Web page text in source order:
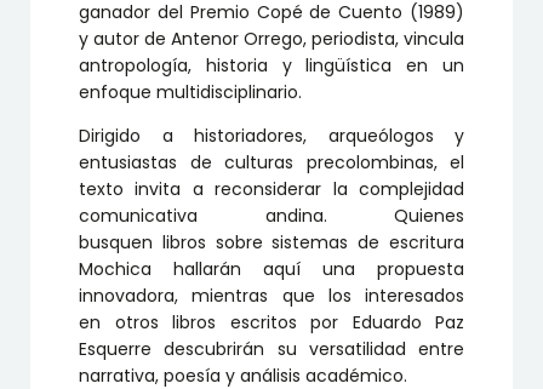
ganador del Premio Copé de Cuento (1989)
y autor de Antenor Orrego, periodista, vincula
antropología, historia y lingüística en un
enfoque multidisciplinario.
Dirigido a historiadores, arqueólogos y
entusiastas de culturas precolombinas, el
texto invita a reconsiderar la complejidad
comunicativa andina. Quienes
busquen libros sobre sistemas de escritura
Mochica hallarán aquí una propuesta
innovadora, mientras que los interesados
en otros libros escritos por Eduardo Paz
Esquerre descubrirán su versatilidad entre
narrativa, poesía y análisis académico.